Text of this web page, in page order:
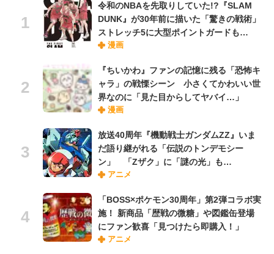
令和のNBAを先取りしていた!?『SLAM
DUNK』が30年前に描いた「驚きの戦術」
ストレッチ5に大型ポイントガードも…
漫画
『ちいかわ』ファンの記憶に残る「恐怖キ
ャラ」の戦慄シーン 小さくてかわいい世
界なのに「見た目からしてヤバイ…」
漫画
放送40周年『機動戦士ガンダムZZ』いま
だ語り継がれる「伝説のトンデモシー
ン」 「Zザク」に「謎の光」も…
アニメ
「BOSS×ポケモン30周年」第2弾コラボ実
施！ 新商品「歴戦の微糖」や図鑑缶登場
にファン歓喜「見つけたら即購入！」
アニメ